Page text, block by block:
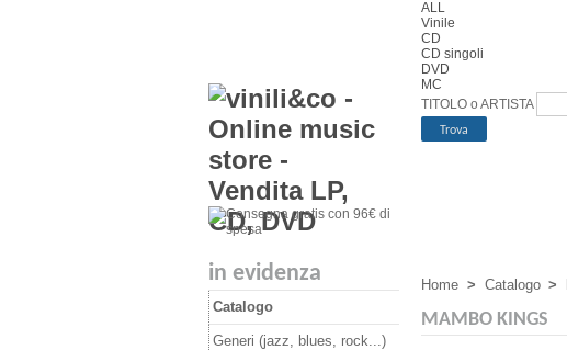
ALL
Vinile
CD
CD singoli
DVD
MC
TITOLO o ARTISTA
in evidenza
Catalogo
Generi (jazz, blues, rock...)
Home > Catalogo >
MAMBO KINGS